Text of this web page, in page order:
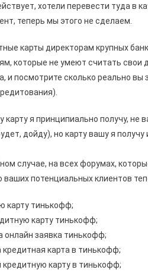
хотели перевести туда в
теперь мы этого не сделаем.
карты директорам крупных
которые не умеют считать свои
и посмотрите сколько реально
карту я принципиально получу,
дойду), но карту вашу я
случае, на всех форумах,
потенциальных клиентов
карту тинькофф;
карту тинькофф;
онлайн заявка тинькофф;
карта в тинькофф;
карту в тинькофф;